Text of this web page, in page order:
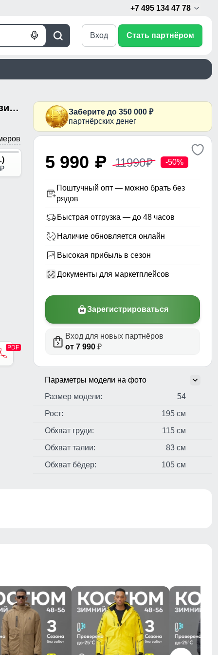
+7 495 134 47 78
Поиск
Голосовой
Вход Стать партнёром
Горнолыжный костюм мужской зимний бежевого цвета 372B
p
Заберите до 350 000 ₽
партнёрских денег
5 990 p 11990p -50%
Поштучный опт — можно брать без
рядов
Быстрая отгрузка — до 48 часов
Наличие обновляется онлайн
Высокая прибыль в сезон
Документы для маркетплейсов
Зарегистрироваться
Вход для новых партнёров
от 7 990 ₽
Параметры модели на фото
Размер модели:
54
Рост: 195 см
Обхват груди: 115 см
Обхват талии: 83 см
Обхват бёдер: 105 см